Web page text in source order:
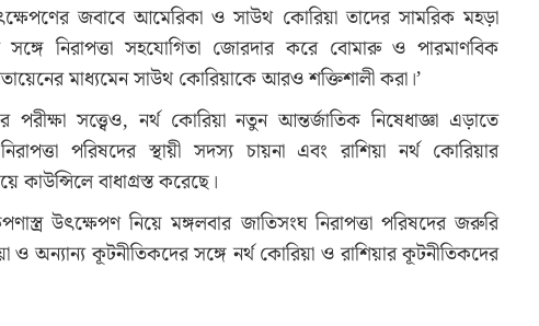
জবাবে আমেরিকা ও সাউথ কোরিয়া তাদের সামরিক মহড়া
সঙ্গে নিরাপত্তা সহযোগিতা জোরদার করে বোমারু ও পারমাণবিক
মাধ্যমেন সাউথ কোরিয়াকে আরও শক্তিশালী করা।’
পরীক্ষা সত্ত্বেও, নর্থ কোরিয়া নতুন আন্তর্জাতিক নিষেধাজ্ঞা এড়াতে
পরিষদের স্থায়ী সদস্য চায়না এবং রাশিয়া নর্থ কোরিয়ার
কাউন্সিলে বাধাগ্রস্ত করেছে।
উৎক্ষেপণ নিয়ে মঙ্গলবার জাতিসংঘ নিরাপত্তা পরিষদের জরুরি
ও অন্যান্য কূটনীতিকদের সঙ্গে নর্থ কোরিয়া ও রাশিয়ার কূটনীতিকদের